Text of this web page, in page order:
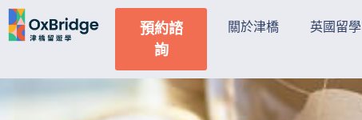
預約諮
詢
關於津橋 英國留學